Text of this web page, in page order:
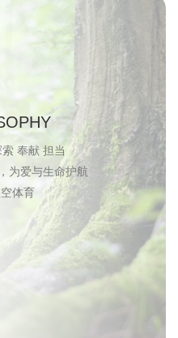
奉献 担当
为爱与生命护航
体育